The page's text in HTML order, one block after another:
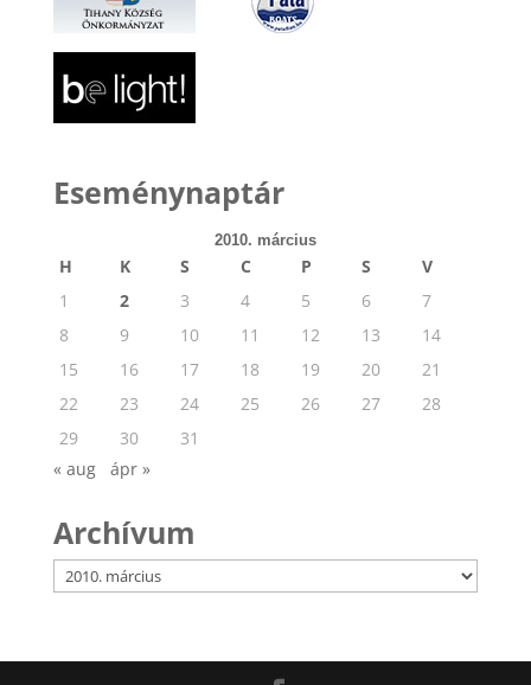
Eseménynaptár
2010. március
H K S C P S
V
1
2 3 4 5 6
7
8
9 10 11 12 13
14
15
16 17 18 19 20
21
22
23 24 25 26 27
28
29
30
31
« aug
ápr »
Archívum
Archívum